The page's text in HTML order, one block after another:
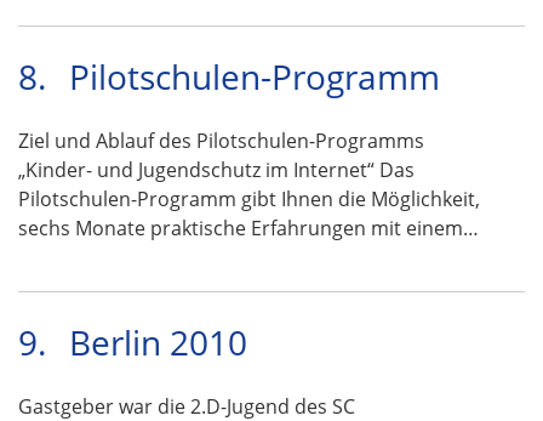
8. Pilotschulen-Programm
Ziel und Ablauf des Pilotschulen-Programms
„Kinder- und Jugendschutz im Internet“ Das
Pilotschulen-Programm gibt Ihnen die Möglichkeit,
sechs Monate praktische Erfahrungen mit einem…
9. Berlin 2010
Gastgeber war die 2.D-Jugend des SC